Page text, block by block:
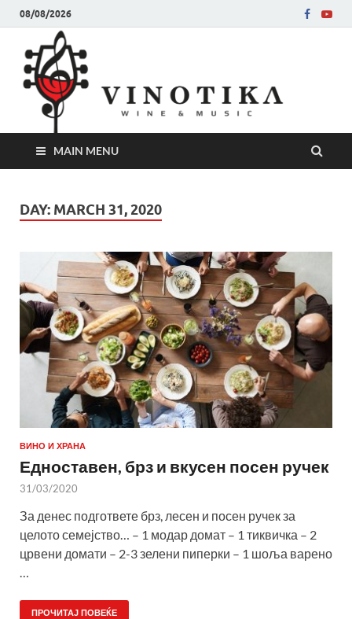
08/08/2026
MAIN MENU
DAY: MARCH 31, 2020
ВИНО И ХРАНА
Едноставен, брз и вкусен посен ручек
31/03/2020
За денес подгответе брз, лесен и посен ручек за
целото семејство… – 1 модар домат – 1 тиквичка – 2
црвени домати – 2-3 зелени пиперки – 1 шоља варено
ПРОЧИТАЈ ПОВЕЌЕ